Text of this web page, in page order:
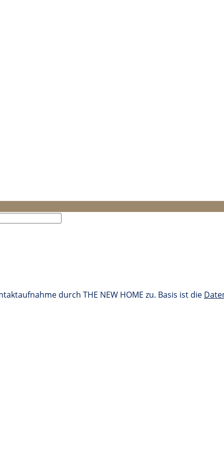
durch THE NEW HOME zu. Basis ist die